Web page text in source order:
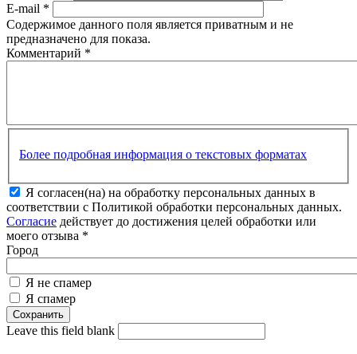
E-mail *
Содержимое данного поля является приватным и не
предназначено для показа.
Комментарий *
Более подробная информация о текстовых форматах
Я согласен(на) на обработку персональных данных в
соответствии с Политикой обработки персональных данных.
Согласие действует до достижения целей обработки или
моего отзыва *
Город
Я не спамер
Я спамер
Leave this field blank